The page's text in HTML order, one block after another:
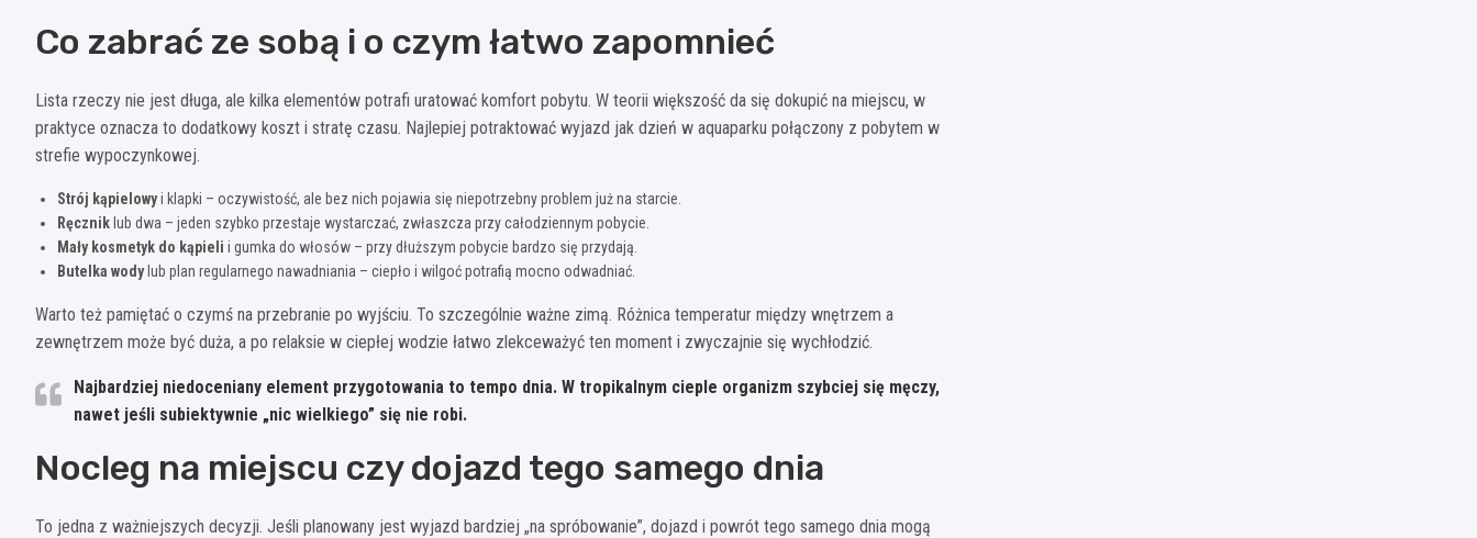
Co zabrać ze sobą i o czym łatwo zapomnieć
Lista rzeczy nie jest długa, ale kilka elementów potrafi uratować komfort pobytu. W teorii większość da się dokupić na miejscu, w
praktyce oznacza to dodatkowy koszt i stratę czasu. Najlepiej potraktować wyjazd jak dzień w aquaparku połączony z pobytem w
strefie wypoczynkowej.
Strój kąpielowyi klapki – oczywistość, ale bez nich pojawia się niepotrzebny problem już na starcie.
Ręcznik lub dwa – jeden szybko przestaje wystarczać, zwłaszcza przy całodziennym pobycie.
Mały kosmetyk do kąpieli i gumka do włosów – przy dłuższym pobycie bardzo się przydają.
Butelka wodylub plan regularnego nawadniania – ciepło i wilgoć potrafią mocno odwadniać.
Warto też pamiętać o czymś na przebranie po wyjściu. To szczególnie ważne zimą. Różnica temperatur między wnętrzem a
zewnętrzem może być duża, a po relaksie w ciepłej wodzie łatwo zlekceważyć ten moment i zwyczajnie się wychłodzić.
Najbardziej niedoceniany element przygotowania to tempo dnia. W tropikalnym cieple organizm szybciej się męczy,
nawet jeśli subiektywnie „nic wielkiego” się nie robi.
Nocleg na miejscu czy dojazd tego samego dnia
To jedna z ważniejszych decyzji. Jeśli planowany jest wyjazd bardziej „na spróbowanie”, dojazd i powrót tego samego dnia mogą